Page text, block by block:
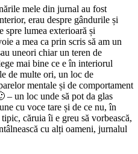
mele din jurnal au fost
erau despre gândurile și
spre lumea exterioară și
a mea ca prin scris să am un
uneori chiar un teren de
mai bine ce e în interiorul
de multe ori, un loc de
mentale și de comportament
– un loc unde să pot da glas
cu voce tare și de ce nu, în
căruia îi e greu să vorbească,
cu alți oameni, jurnalul